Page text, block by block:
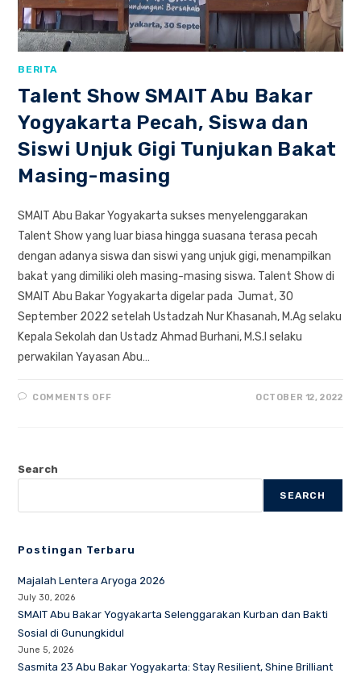
BERITA
Talent Show SMAIT Abu Bakar
Yogyakarta Pecah, Siswa dan
Siswi Unjuk Gigi Tunjukan Bakat
Masing-masing
SMAIT Abu Bakar Yogyakarta sukses menyelenggarakan
Talent Show yang luar biasa hingga suasana terasa pecah
dengan adanya siswa dan siswi yang unjuk gigi, menampilkan
bakat yang dimiliki oleh masing-masing siswa. Talent Show di
SMAIT Abu Bakar Yogyakarta digelar pada Jumat, 30
September 2022 setelah Ustadzah Nur Khasanah, M.Ag selaku
Kepala Sekolah dan Ustadz Ahmad Burhani, M.S.I selaku
perwakilan Yayasan Abu…
COMMENTS OFFON
SISWA
UNJUK
MASING-
OCTOBER 12, 2022
Search
SEARCH
Postingan Terbaru
Majalah Lentera Aryoga 2026
July 30, 2026
SMAIT Abu Bakar Yogyakarta Selenggarakan Kurban dan Bakti
Sosial di Gunungkidul
June 5, 2026
Sasmita 23 Abu Bakar Yogyakarta: Stay Resilient, Shine Brilliant